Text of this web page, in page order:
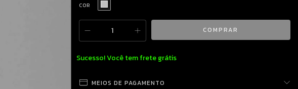
COR
Sucesso! Você tem frete grátis
MEIOS DE PAGAMENTO